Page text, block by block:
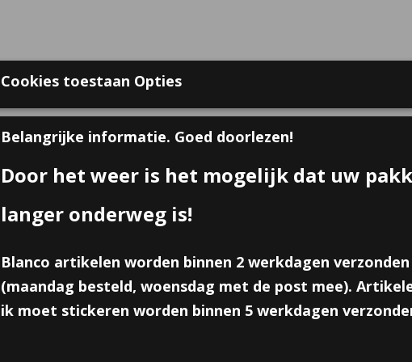
GEBOORTE TRAKTATIES ZAKJES, DOOSJES &
10 stuks
Sticker; Ik ben grote zus!
€ 1,00 (inclusief btw 21%)
Cookies toestaan Opties
Belangrijke informatie. Goed doorlezen!
Door het weer is het mogelijk dat uw
langer onderweg is!
Blanco artikelen worden binnen 2 werkdagen verzonden
(maandag besteld, woensdag met de post mee).
ik moet stickeren worden binnen 5 werkdagen